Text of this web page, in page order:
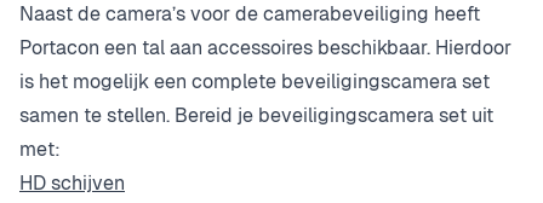
Naast de camera’s voor de camerabeveiliging heeft
Portacon een tal aan accessoires beschikbaar. Hierdoor
is het mogelijk een complete beveiligingscamera set
samen te stellen. Bereid je beveiligingscamera set uit
met:
HD schijven